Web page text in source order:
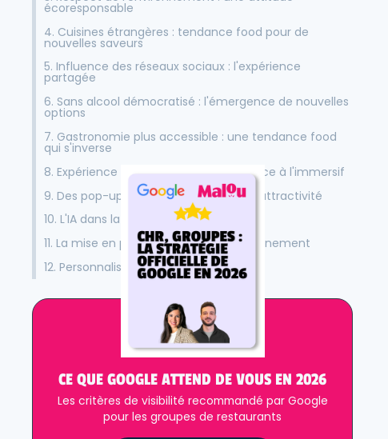
écoresponsable
4. Cuisines étrangères : tendance food pour de
nouvelles saveurs
5. Influence des réseaux sociaux : l'expérience
partagée
6. Sans alcool démocratisé : l'émergence de nouvelles
options
7. Gastronomie plus accessible : une tendance food
qui s'inverse
8. Expérience au-delà de l'assiette : place à l'immersif
9. Des pop-up et résidences : leviers d'attractivité
10. L'IA dans la gestion quotidienne
11. La mise en place d'une formule abonnement
12. Personnalisation : tendance food
CE QUE GOOGLE ATTEND DE VOUS EN 2026
Les critères de visibilité recommandé par Google
pour les groupes de restaurants